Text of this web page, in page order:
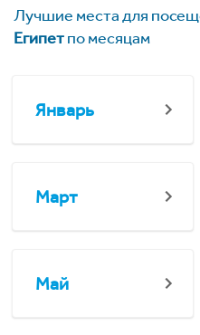
Лучшие места для
Египетпо месяцам
Январь
Март
Май